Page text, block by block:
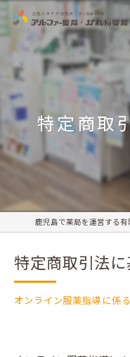
特定商取
特定商取引法
オンライン服薬指導に係